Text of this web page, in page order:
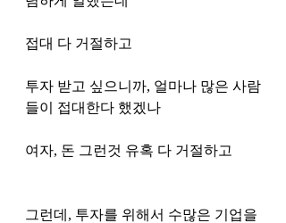
접대 다 거절하고
투자 받고 싶으니까, 얼마나 많은 사람
들이 접대한다 했겠나
여자, 돈 그런것 유혹 다 거절하고
그런데, 투자를 위해서 수많은 기업을